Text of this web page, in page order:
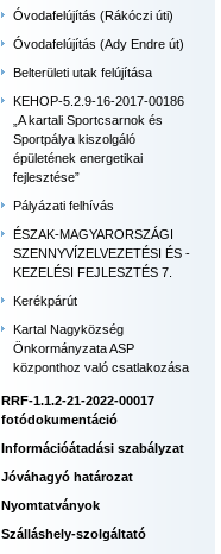
Óvodafelújítás (Rákóczi úti)
Óvodafelújítás (Ady Endre út)
Belterületi utak felújítása
KEHOP-5.2.9-16-2017-00186
„A kartali Sportcsarnok és
Sportpálya kiszolgáló
épületének energetikai
fejlesztése”
Pályázati felhívás
ÉSZAK-MAGYARORSZÁGI
SZENNYVÍZELVEZETÉSI ÉS -
KEZELÉSI FEJLESZTÉS 7.
Kerékpárút
Kartal Nagyközség
Önkormányzata ASP
központhoz való csatlakozása
RRF-1.1.2-21-2022-00017
fotódokumentáció
Információátadási szabályzat
Jóváhagyó határozat
Nyomtatványok
Szálláshely-szolgáltató